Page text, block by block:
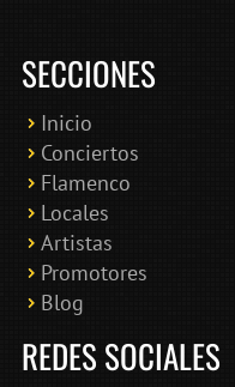
SECCIONES
Inicio
Conciertos
Flamenco
Locales
Artistas
Promotores
Blog
REDES SOCIALES